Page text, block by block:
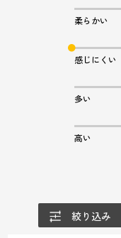
柔らかい
感じにくい
多い
高い
絞り込み